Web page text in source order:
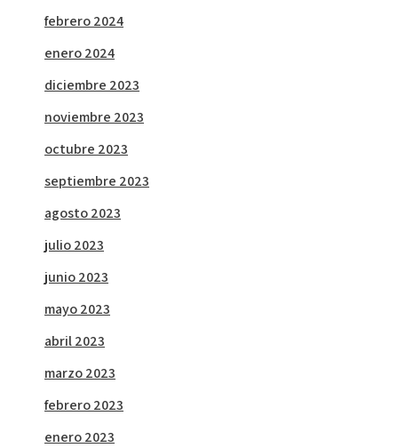
febrero 2024
enero 2024
diciembre 2023
noviembre 2023
octubre 2023
septiembre 2023
agosto 2023
julio 2023
junio 2023
mayo 2023
abril 2023
marzo 2023
febrero 2023
enero 2023